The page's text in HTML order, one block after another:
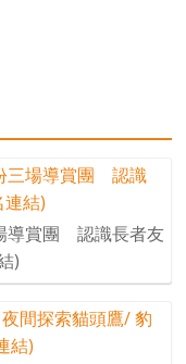
導賞團 認識長者友
)